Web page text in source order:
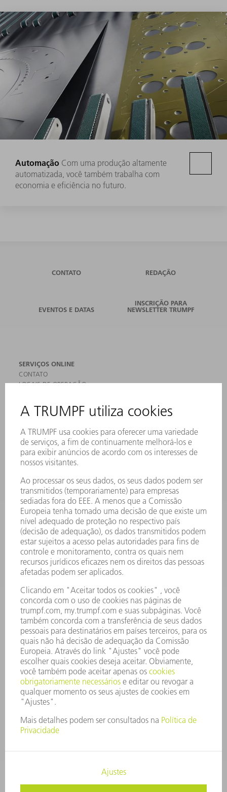
Automação Com uma produção altamente
automatizada, você também trabalha com
economia e eficiência no futuro.
CONTATO REDAÇÃO
EVENTOS E DATAS
INSCRIÇÃO PARA
NEWSLETTER TRUMPF
SERVIÇOS ONLINE
CONTATO
LOCAIS DE OPERAÇÃO
ASSINATURA DA NEWSLETTER
FICHAS DE DADOS DE SEGURANÇA
MÁQUINAS & SISTEMAS
LASER
ELETRÔNICA DE POTÊNCIA
FERRAMENTAS ELÉTRICAS
SOFTWARE
SERVIÇOS
APLICAÇÕES
SETORES
EMPRESA
CARREIRA
OFERTAS DE EMPREGO
PERFIL DA EMPRESA
CONSELHO DE ADMINISTRAÇÃO
RELATÓRIO FINANCEIRO ANUAL
PRINCÍPIOS EMPRESARIAIS
COMPLIANCE
SISTEMA DE DENÚNCIAS
SEGURANÇA
COMUNICADOS À IMPRENSA
REVISTAS
SUSTENTABILIDADE
MEIO AMBIENTE E CLIMA
SOCIAL E CORPORATIVO
ADMINISTRAÇÃO EMPRESARIAL
COPYRIGHT E MARCA REGISTRADA